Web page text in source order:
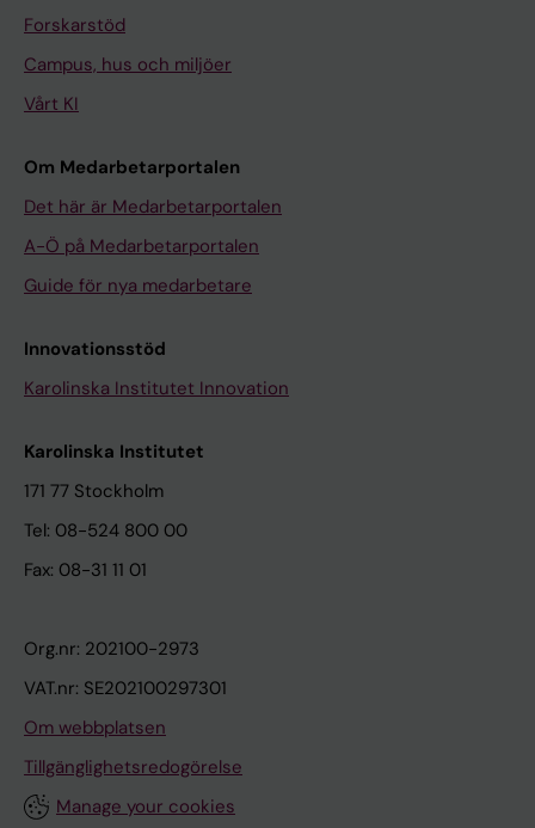
Forskarstöd
Campus, hus och miljöer
Vårt KI
Om Medarbetarportalen
Det här är Medarbetarportalen
A-Ö på Medarbetarportalen
Guide för nya medarbetare
Innovationsstöd
Karolinska Institutet Innovation
Karolinska Institutet
171 77 Stockholm
Tel: 08-524 800 00
Fax: 08-31 11 01
Org.nr: 202100-2973
VAT.nr: SE202100297301
Om webbplatsen
Tillgänglighetsredogörelse
Manage your cookies